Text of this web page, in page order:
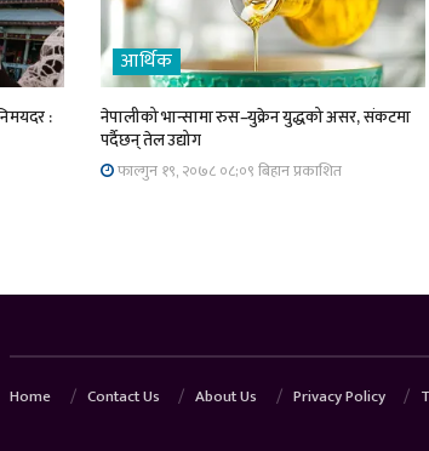
:
आर्थिक
नेपालीको भान्सामा रुस–युक्रेन युद्धको असर, संकटमा
पर्दैछन् तेल उद्योग
फाल्गुन १९, २०७८ ०८;०९ बिहान प्रकाशित
Home Contact Us About Us Privacy Policy